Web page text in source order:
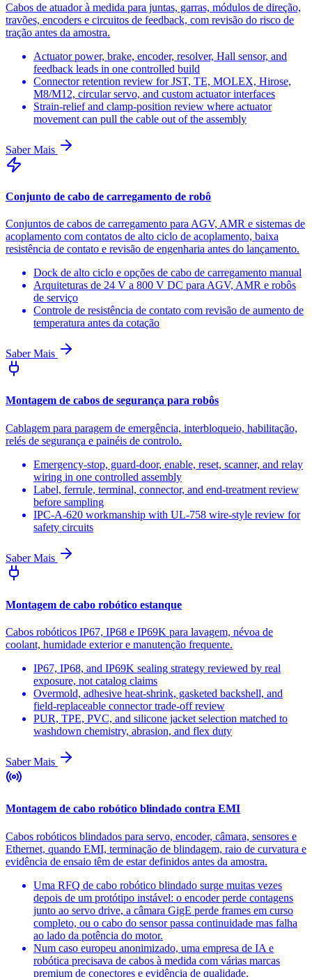
Cabos de atuador à medida para juntas, garras, módulos de direção,
travões, encoders e circuitos de feedback, com revisão do risco de
tração antes da amostra.
Actuator power, brake, encoder, resolver, Hall sensor, and
feedback leads in one controlled build
Connector retention review for JST, TE, MOLEX, Hirose,
M8/M12, circular servo, and custom actuator interfaces
Strain-relief and clamp-position review where actuator
movement can pull the cable out of the assembly
Saber Mais
Conjunto de cabo de carregamento de robô
Conjuntos de cabos de carregamento para AGV, AMR e sistemas de
acoplamento com contatos de alto ciclo de acoplamento, baixa
resistência de contato e revisão de engenharia antes do lançamento.
Dock de alto ciclo e opções de cabo de carregamento manual
Arquiteturas de 24 V a 800 V DC para AGV, AMR e robôs
de serviço
Controle de resistência de contato com revisão de aumento de
temperatura antes da cotação
Saber Mais
Montagem de cabos de segurança para robôs
Cablagem para paragem de emergência, interbloqueio, habilitação,
relés de segurança e painéis de controlo.
Emergency-stop, guard-door, enable, reset, scanner, and relay
wiring in one controlled assembly
Label, ferrule, terminal, connector, and end-treatment review
before sampling
IPC-A-620 workmanship with UL-758 wire-style review for
safety circuits
Saber Mais
Montagem de cabo robótico estanque
Cabos robóticos IP67, IP68 e IP69K para lavagem, névoa de
coolant, humidade exterior e manutenção frequente.
IP67, IP68, and IP69K sealing strategy reviewed by real
exposure, not catalog claims
Overmold, adhesive heat-shrink, gasketed backshell, and
field-replaceable connector trade-off review
PUR, TPE, PVC, and silicone jacket selection matched to
washdown chemistry, abrasion, and flex duty
Saber Mais
Montagem de cabo robótico blindado contra EMI
Cabos robóticos blindados para servo, encoder, câmara, sensores e
Ethernet, quando EMI, terminação de blindagem, raio de curvatura e
evidência de ensaio têm de estar definidos antes da amostra.
Uma RFQ de cabo robótico blindado surge muitas vezes
depois de um protótipo instável: o encoder perde contagens
junto ao servo drive, a câmara GigE perde frames em curso
completo, ou o cabo do sensor passa continuidade mas falha
ao lado da potência do motor.
Num caso europeu anonimizado, uma empresa de IA e
robótica precisava de cabos à medida com várias marcas
premium de conectores e evidência de qualidade.